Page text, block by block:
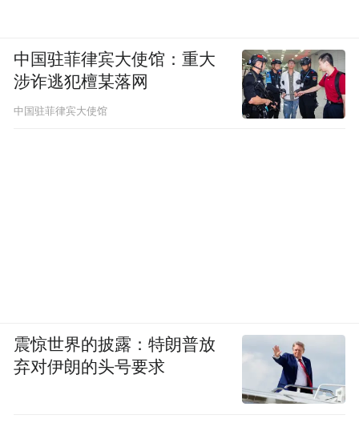
中国驻菲律宾大使馆：重大
涉诈逃犯檀某落网
中国驻菲律宾大使馆
震惊世界的披露：特朗普放
弃对伊朗的头号要求